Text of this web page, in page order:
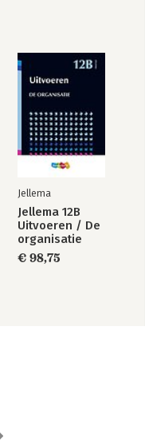
Jellema
Jellema 12B
Uitvoeren / De
organisatie
€ 98,75